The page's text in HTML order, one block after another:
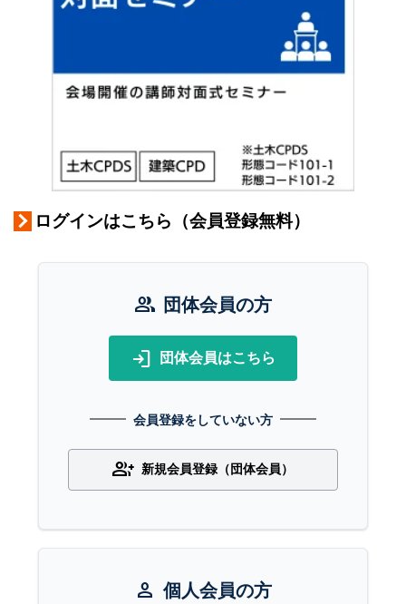
ログインはこちら（会員登録無料）
group 団体会員の方
login 団体会員はこちら
会員登録をしていない方
group_add 新規会員登録（団体会員）
person 個人会員の方